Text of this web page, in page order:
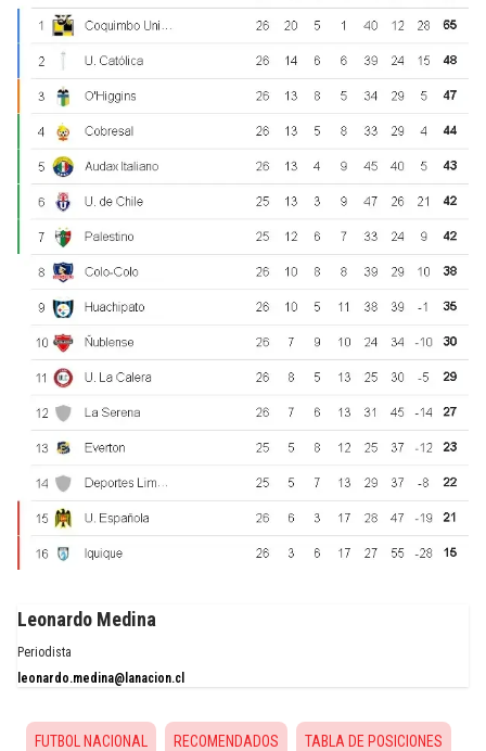
Leonardo Medina
Periodista
leonardo.medina@lanacion.cl
FUTBOL NACIONAL RECOMENDADOS TABLA DE POSICIONES